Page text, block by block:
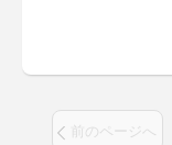
前のページへ